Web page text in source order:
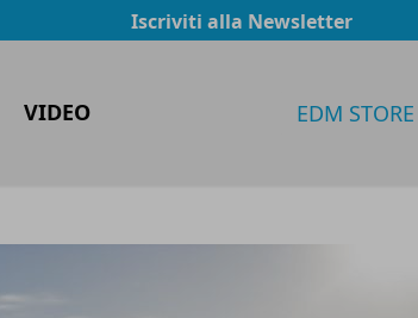
Iscriviti alla Newsletter
VIDEO EDM STORE